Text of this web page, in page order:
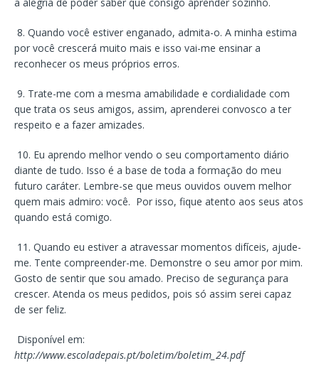
8. Quando você estiver enganado, admita-o. A minha estima
por você crescerá muito mais e isso vai-me ensinar a
reconhecer os meus próprios erros.
9. Trate-me com a mesma amabilidade e cordialidade com
que trata os seus amigos, assim, aprenderei convosco a ter
respeito e a fazer amizades.
10. Eu aprendo melhor vendo o seu comportamento diário
diante de tudo. Isso é a base de toda a formação do meu
futuro caráter. Lembre-se que meus ouvidos ouvem melhor
quem mais admiro: você. Por isso, fique atento aos seus atos
quando está comigo.
11. Quando eu estiver a atravessar momentos difíceis, ajude-
me. Tente compreender-me. Demonstre o seu amor por mim.
Gosto de sentir que sou amado. Preciso de segurança para
crescer. Atenda os meus pedidos, pois só assim serei capaz
de ser feliz.
Disponível em:
http://www.escoladepais.pt/boletim/boletim_24.pdf